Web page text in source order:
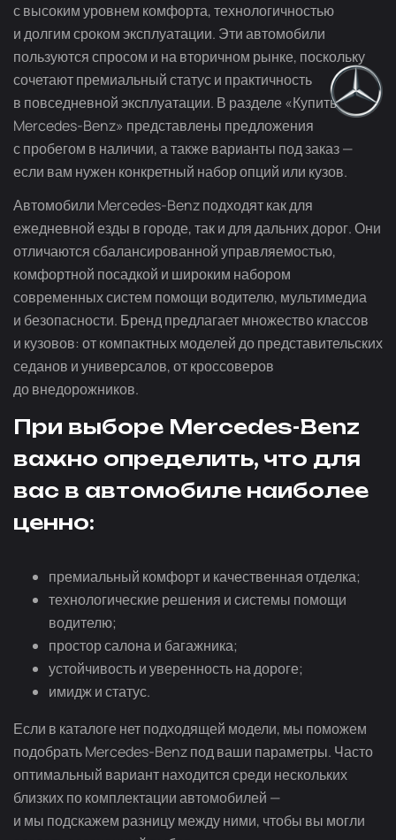
с высоким уровнем комфорта, технологичностью
и долгим сроком эксплуатации. Эти автомобили
пользуются спросом и на вторичном рынке, поскольку
сочетают премиальный статус и практичность
в повседневной эксплуатации. В разделе «Купить
Mercedes-Benz» представлены предложения
с пробегом в наличии, а также варианты под заказ —
если вам нужен конкретный набор опций или кузов.
Автомобили Mercedes-Benz подходят как для
ежедневной езды в городе, так и для дальних дорог. Они
отличаются сбалансированной управляемостью,
комфортной посадкой и широким набором
современных систем помощи водителю, мультимедиа
и безопасности. Бренд предлагает множество классов
и кузовов: от компактных моделей до представительских
седанов и универсалов, от кроссоверов
до внедорожников.
При выборе Mercedes-Benz
важно определить, что для
вас в автомобиле наиболее
ценно:
премиальный комфорт и качественная отделка;
технологические решения и системы помощи
водителю;
простор салона и багажника;
устойчивость и уверенность на дороге;
имидж и статус.
Если в каталоге нет подходящей модели, мы поможем
подобрать Mercedes-Benz под ваши параметры. Часто
оптимальный вариант находится среди нескольких
близких по комплектации автомобилей —
и мы подскажем разницу между ними, чтобы вы могли